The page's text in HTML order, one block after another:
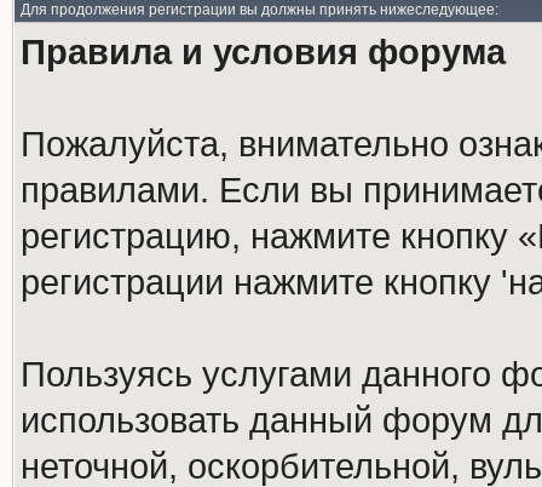
Для продолжения регистрации вы должны принять нижеследующее:
Правила и условия форума
Пожалуйста, внимательно
правилами. Если вы
регистрацию, нажмите кнопку
регистрации нажмите кнопку
Пользуясь услугами данного
использовать данный форум
неточной, оскорбительной,